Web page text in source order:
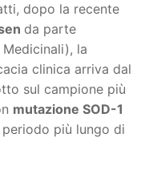
dopo la recente
da parte
Medicinali), la
clinica arriva dal
sul campione più
mutazione SOD-1
più lungo di